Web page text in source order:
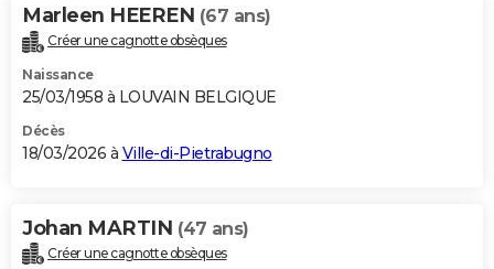
Marleen HEEREN (67 ans)
Créer une cagnotte obsèques
Naissance
25/03/1958 à LOUVAIN BELGIQUE
Décès
18/03/2026 à Ville-di-Pietrabugno
Johan MARTIN (47 ans)
Créer une cagnotte obsèques